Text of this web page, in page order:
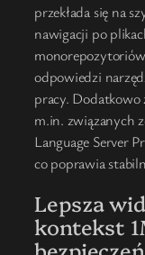
przekłada się na
nawigacji po
odpowiedzi
pracy.
m.in. związanych
Language Server
co poprawia
Lepsza
kontekst